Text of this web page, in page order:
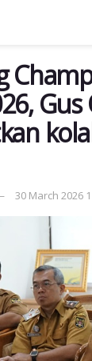
30 March 2026